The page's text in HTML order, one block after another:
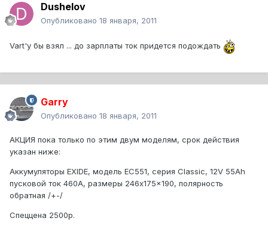
Dushelov
Опубликовано 18 января, 2011
Vart'у бы взял ... до зарплаты ток придется подождать
Garry
Опубликовано 18 января, 2011
АКЦИЯ пока только по этим двум моделям, срок действия
указан ниже:
Аккумуляторы EXIDE, модель EC551, серия Classic, 12V 55Ah
пусковой ток 460A, размеры 246x175x190, полярность
обратная /+-/
Спеццена 2500р.